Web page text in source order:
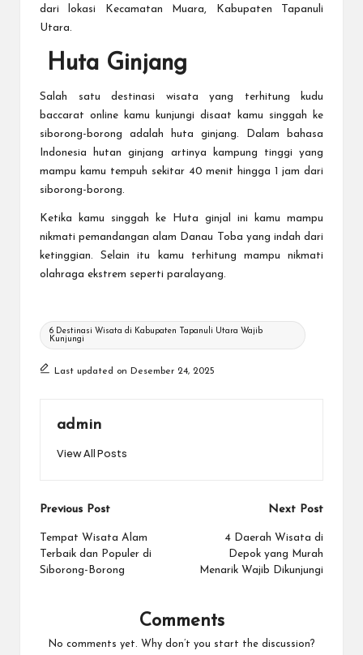
dari lokasi Kecamatan Muara, Kabupaten Tapanuli
Utara.
Huta Ginjang
Salah satu destinasi wisata yang terhitung kudu
baccarat online kamu kunjungi disaat kamu singgah ke
siborong-borong adalah huta ginjang. Dalam bahasa
Indonesia hutan ginjang artinya kampung tinggi yang
mampu kamu tempuh sekitar 40 menit hingga 1 jam dari
siborong-borong.
Ketika kamu singgah ke Huta ginjal ini kamu mampu
nikmati pemandangan alam Danau Toba yang indah dari
ketinggian. Selain itu kamu terhitung mampu nikmati
olahraga ekstrem seperti paralayang.
Tags:
6 Destinasi Wisata di Kabupaten Tapanuli Utara Wajib
Kunjungi
Last updated on Desember 24, 2025
admin
View All Posts
Post
navigation
Previous Post
Tempat Wisata Alam
Terbaik dan Populer di
Siborong-Borong
Next Post
4 Daerah Wisata di
Depok yang Murah
Menarik Wajib Dikunjungi
Comments
No comments yet. Why don’t you start the discussion?